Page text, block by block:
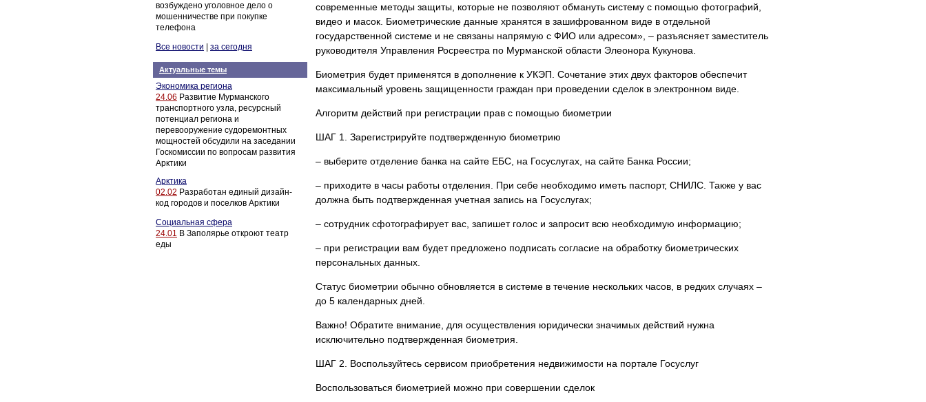
возбуждено уголовное дело о
мошенничестве при покупке
телефона
Все новости
за сегодня
Актуальные темы
Экономика региона
24.06 Развитие Мурманского
транспортного узла, ресурсный
потенциал региона и
перевооружение судоремонтных
мощностей обсудили на заседании
Госкомиссии по вопросам развития
Арктики
Арктика
02.02 Разработан единый дизайн-
код городов и поселков Арктики
Социальная сфера
24.01 В Заполярье откроют театр
еды
современные методы защиты, которые не позволяют обмануть систему с помощью фотографий,
видео и масок. Биометрические данные хранятся в зашифрованном виде в отдельной
государственной системе и не связаны напрямую с ФИО или адресом», – разъясняет заместитель
руководителя Управления Росреестра по Мурманской области Элеонора Кукунова.
Биометрия будет применятся в дополнение к УКЭП. Сочетание этих двух факторов обеспечит
максимальный уровень защищенности граждан при проведении сделок в электронном виде.
Алгоритм действий при регистрации прав с помощью биометрии
ШАГ 1. Зарегистрируйте подтвержденную биометрию
– выберите отделение банка на сайте ЕБС, на Госуслугах, на сайте Банка России;
– приходите в часы работы отделения. При себе необходимо иметь паспорт, СНИЛС. Также у вас
должна быть подтвержденная учетная запись на Госуслугах;
– сотрудник сфотографирует вас, запишет голос и запросит всю необходимую информацию;
– при регистрации вам будет предложено подписать согласие на обработку биометрических
персональных данных.
Статус биометрии обычно обновляется в системе в течение нескольких часов, в редких случаях –
до 5 календарных дней.
Важно! Обратите внимание, для осуществления юридически значимых действий нужна
исключительно подтвержденная биометрия.
ШАГ 2. Воспользуйтесь сервисом приобретения недвижимости на портале Госуслуг
Воспользоваться биометрией можно при совершении сделок